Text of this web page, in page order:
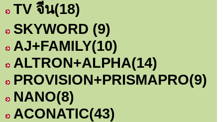
TV จีน(18)
SKYWORD (9)
AJ+FAMILY(10)
ALTRON+ALPHA(14)
PROVISION+PRISMAPRO(9)
NANO(8)
ACONATIC(43)